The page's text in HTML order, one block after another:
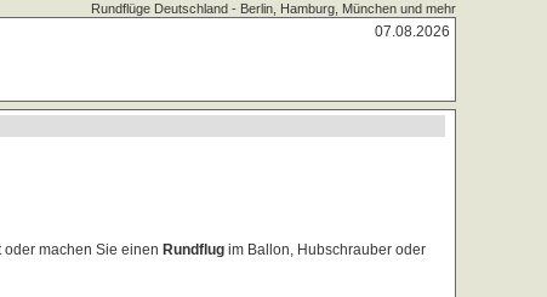
Rundflüge Deutschland - Berlin, Hamburg, München und mehr
07.08.2026
machen Sie einen Rundflug im Ballon, Hubschrauber oder